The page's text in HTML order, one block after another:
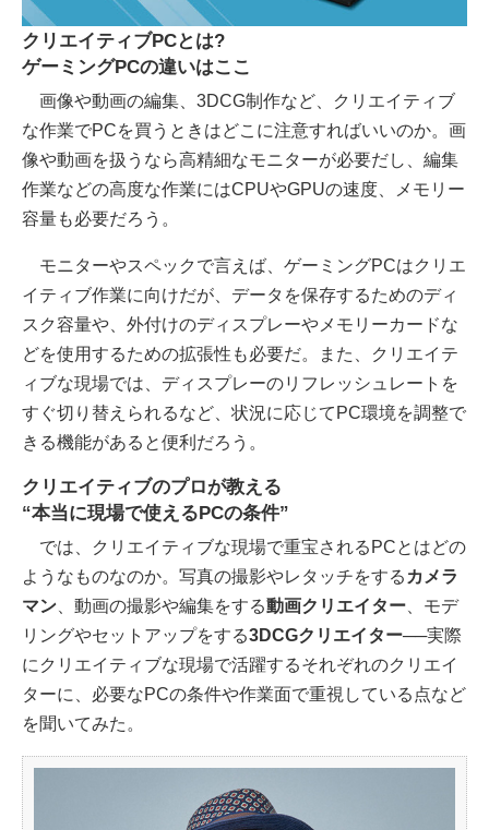
クリエイティブPCとは?
ゲーミングPCの違いはここ
画像や動画の編集、3DCG制作など、クリエイティブ
な作業でPCを買うときはどこに注意すればいいのか。画
像や動画を扱うなら高精細なモニターが必要だし、編集
作業などの高度な作業にはCPUやGPUの速度、メモリー
容量も必要だろう。
モニターやスペックで言えば、ゲーミングPCはクリエ
イティブ作業に向けだが、データを保存するためのディ
スク容量や、外付けのディスプレーやメモリーカードな
どを使用するための拡張性も必要だ。また、クリエイテ
ィブな現場では、ディスプレーのリフレッシュレートを
すぐ切り替えられるなど、状況に応じてPC環境を調整で
きる機能があると便利だろう。
クリエイティブのプロが教える
“本当に現場で使えるPCの条件”
では、クリエイティブな現場で重宝されるPCとはどの
ようなものなのか。写真の撮影やレタッチをする カメラ
マン 、動画の撮影や編集をする動画クリエイター 、モデ
リングやセットアップをする3DCGクリエイター──実際
にクリエイティブな現場で活躍するそれぞれのクリエイ
ターに、必要なPCの条件や作業面で重視している点など
を聞いてみた。